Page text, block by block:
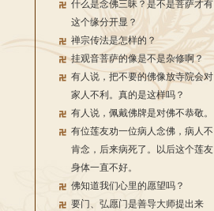
什么是念佛三昧？是不是菩萨才有
这个缘分开显？
禅宗传法是怎样的？
挂观音菩萨的像是不是杂修啊？
有人说，把不要的佛像放寺院会对
家人不利。真的是这样吗？
有人说，佩戴佛牌是对佛不恭敬。
有位莲友劝一位病人念佛，病人不
肯念，后来病死了。以后这个莲友
身体一直不好。
佛知道我们心里的愿望吗？
要门、弘愿门是善导大师提出来